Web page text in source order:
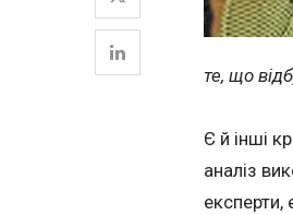
те, що
Є й інші
аналіз
експерти,